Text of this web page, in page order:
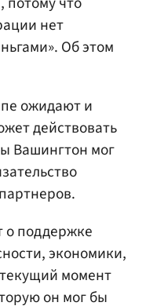
нет
Об этом
ожидают и
действовать
Вашингтон мог
о поддержке
экономики,
момент
он мог бы